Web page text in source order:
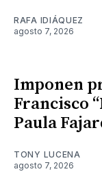
RAFA IDIÁQUEZ
agosto 7, 2026
Imponen
Francisco
Paula
TONY LUCENA
agosto 7, 2026